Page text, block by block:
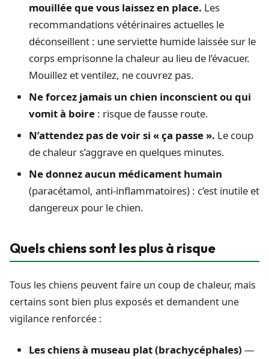
mouillée que vous laissez en place. Les
recommandations vétérinaires actuelles le
déconseillent : une serviette humide laissée sur le
corps emprisonne la chaleur au lieu de l’évacuer.
Mouillez et ventilez, ne couvrez pas.
Ne forcez jamais un chien inconscient ou qui
vomit à boire : risque de fausse route.
N’attendez pas de voir si « ça passe ». Le coup
de chaleur s’aggrave en quelques minutes.
Ne donnez aucun médicament humain
(paracétamol, anti-inflammatoires) : c’est inutile et
dangereux pour le chien.
Quels chiens sont les plus à risque
Tous les chiens peuvent faire un coup de chaleur, mais
certains sont bien plus exposés et demandent une
vigilance renforcée :
Les chiens à museau plat (brachycéphales) —